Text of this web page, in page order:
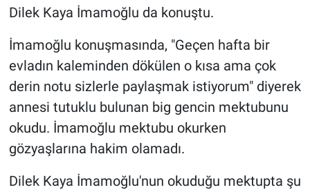
Dilek Kaya İmamoğlu da konuştu.
İmamoğlu konuşmasında, "Geçen hafta bir
evladın kaleminden dökülen o kısa ama çok
derin notu sizlerle paylaşmak istiyorum" diyerek
annesi tutuklu bulunan big gencin mektubunu
okudu. İmamoğlu mektubu okurken
gözyaşlarına hakim olamadı.
Dilek Kaya İmamoğlu'nun okuduğu mektupta şu
Sağlık
Spor
Teknoloji
Türkiye'nin Geleceği
Türkiye'nin Gündemi
Yerel Gündem